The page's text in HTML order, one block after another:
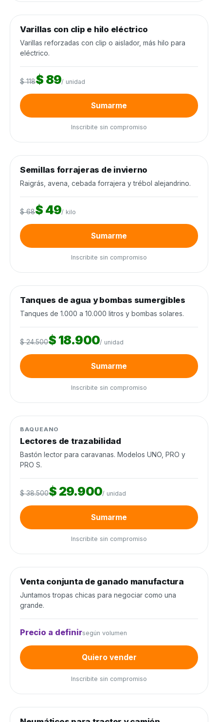
Alambrados y cercos
Cierra en 10d
Varillas con clip e hilo eléctrico
Varillas reforzadas con clip o aislador, más hilo para
eléctrico.
$ 118$ 89/ unidad
Sumarme
Inscribite sin compromiso
Semillas y agroquímicos
Cierra en 5d
Semillas forrajeras de invierno
Raigrás, avena, cebada forrajera y trébol alejandrino.
$ 68$ 49/ kilo
Sumarme
Inscribite sin compromiso
Agua y riego
−23%
Cierra en 8d
Tanques de agua y bombas sumergibles
Tanques de 1.000 a 10.000 litros y bombas solares.
$ 24.500$ 18.900/ unidad
Sumarme
Inscribite sin compromiso
Manejo de ganado
BAQUEANO
Lectores de trazabilidad
Bastón lector para caravanas. Modelos UNO, PRO y
PRO S.
$ 38.500$ 29.900/ unidad
Sumarme
Inscribite sin compromiso
Venta conjunta
Venta conjunta de ganado manufactura
Juntamos tropas chicas para negociar como una
grande.
Precio a definirsegún volumen
Quiero vender
Inscribite sin compromiso
Neumáticos y baterías